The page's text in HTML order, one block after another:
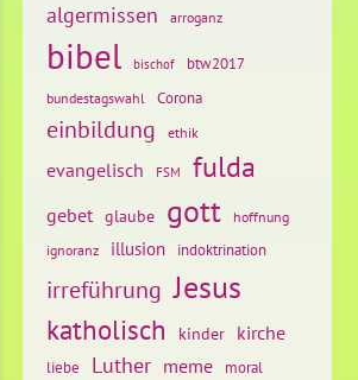
algermissen arroganz
bibel bischof btw2017
bundestagswahl Corona
einbildung ethik
evangelisch FSM fulda
gebet glaube gott
hoffnung
ignoranz
illusion indoktrination
irreführung Jesus
katholisch kinder kirche
liebe Luther meme moral